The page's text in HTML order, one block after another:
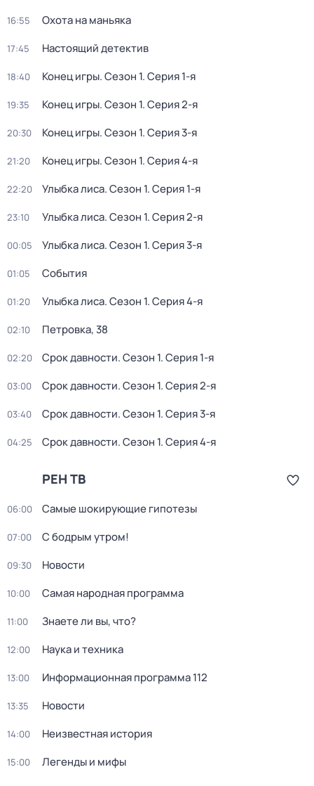
16:55 Охота на маньяка
17:45 Настоящий детектив
18:40 Конец игры. Сезон 1. Серия 1-я
19:35 Конец игры. Сезон 1. Серия 2-я
20:30 Конец игры. Сезон 1. Серия 3-я
21:20 Конец игры. Сезон 1. Серия 4-я
22:20 Улыбка лиса. Сезон 1. Серия 1-я
23:10 Улыбка лиса. Сезон 1. Серия 2-я
00:05 Улыбка лиса. Сезон 1. Серия 3-я
01:05 События
01:20 Улыбка лиса. Сезон 1. Серия 4-я
02:10 Петровка, 38
02:20 Срок давности. Сезон 1. Серия 1-я
03:00 Срок давности. Сезон 1. Серия 2-я
03:40 Срок давности. Сезон 1. Серия 3-я
04:25 Срок давности. Сезон 1. Серия 4-я
РЕН ТВ
06:00 Самые шoкиpующие гипотезы
07:00 С бодрым утром!
09:30 Новости
10:00 Сaмая нарoдная программа
11:00 Знаете ли вы, что?
12:00 Наука и техника
13:00 Информационная программа 112
13:35 Новости
14:00 Неизвестная история
15:00 Легенды и мифы